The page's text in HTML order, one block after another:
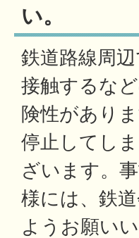
い。
鉄道路線周
接触するな
険性があり
停止してし
ざいます。
様には、鉄
ようお願い